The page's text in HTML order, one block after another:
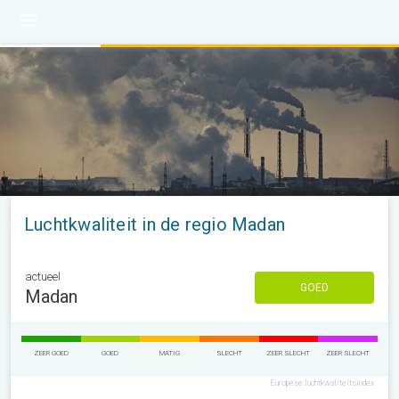
Luchtkwaliteit in de regio Madan
actueel
Madan GOED
ZEER GOED GOED MATIG SLECHT ZEER SLECHT ZEER SLECHT
Europese luchtkwaliteitsindex